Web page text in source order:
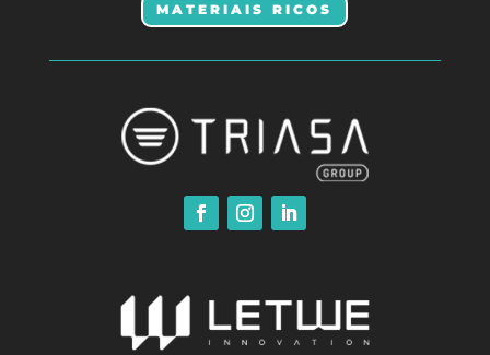
MATERIAIS RICOS